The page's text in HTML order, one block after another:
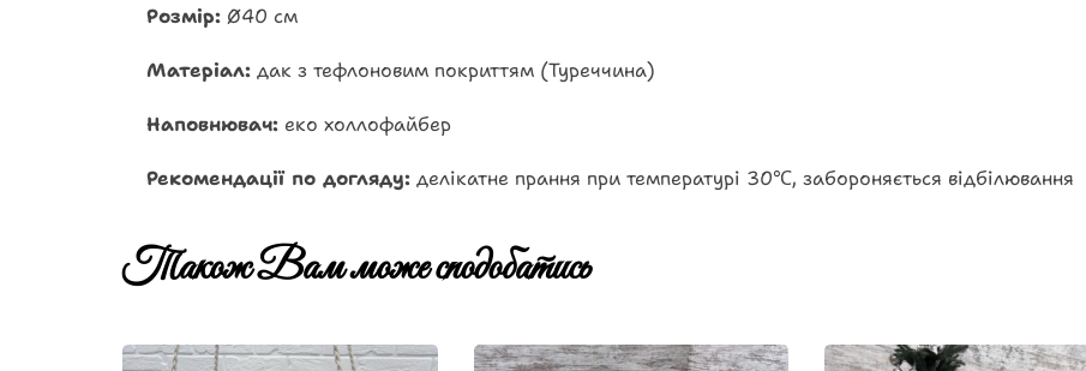
Розмір: Ø40 см
Матеріал: дак з тефлоновим покриттям (Туреччина)
Наповнювач: еко холлофайбер
Рекомендації по догляду: делікатне прання при температурі 30℃, забороняється відбілювання
Також Вам може сподобатись